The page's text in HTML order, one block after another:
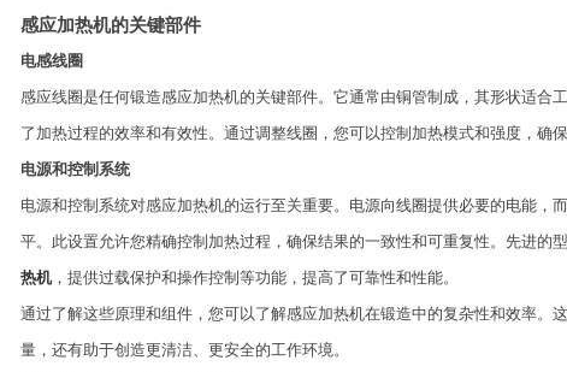
感应加热机的关键部件
电感线圈
感应线圈是任何锻造感应加热机的关键部件。它通常由铜管制成，其形状适合
了加热过程的效率和有效性。通过调整线圈，您可以控制加热模式和强度，确
电源和控制系统
电源和控制系统对感应加热机的运行至关重要。电源向线圈提供必要的电能，
平。此设置允许您精确控制加热过程，确保结果的一致性和可重复性。先进的
热机，提供过载保护和操作控制等功能，提高了可靠性和性能。
通过了解这些原理和组件，您可以了解感应加热机在锻造中的复杂性和效率。
量，还有助于创造更清洁、更安全的工作环境。